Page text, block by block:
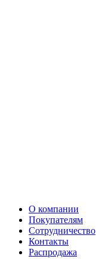
О компании
Покупателям
Сотрудничество
Контакты
Распродажа